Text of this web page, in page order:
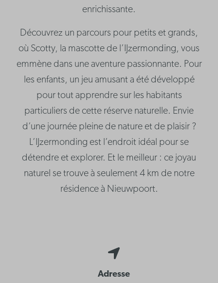
enrichissante.
Découvrez un parcours pour petits et grands,
où Scotty, la mascotte de l’IJzermonding, vous
emmène dans une aventure passionnante. Pour
les enfants, un jeu amusant a été développé
pour tout apprendre sur les habitants
particuliers de cette réserve naturelle. Envie
d’une journée pleine de nature et de plaisir ?
L’IJzermonding est l’endroit idéal pour se
détendre et explorer. Et le meilleur : ce joyau
naturel se trouve à seulement 4 km de notre
résidence à Nieuwpoort.
Adresse